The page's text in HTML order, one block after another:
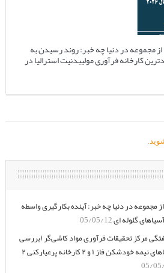
مجموعه در دنیا چه خبر: روند رسیدن به
کارخانه فرآوری مولیبدنیت استرالیا در
مجموعه در دنیا چه خبر: آینده بکارگیری واسطه
گلوله ای05/05/12
مرکز تحقیقات فرآوری مواد کاشی‌گر (بررسی
روند تعویض آسترهای آسیاهای نیمه خودشکن فاز ۱ و ۲ کارخانه پرعیارکنی ۲
05/